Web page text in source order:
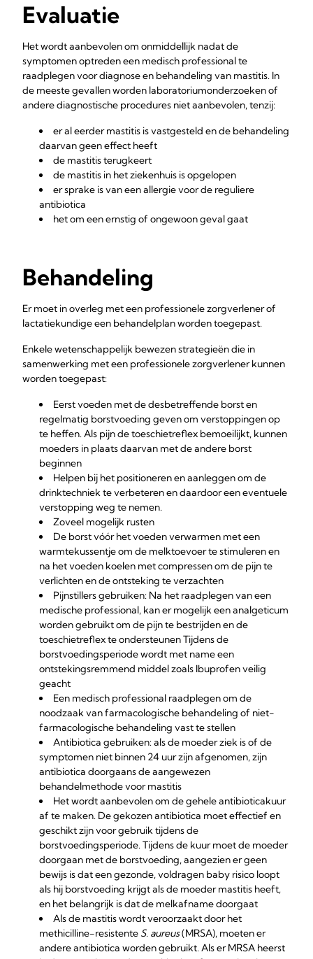
Evaluatie
Het wordt aanbevolen om onmiddellijk nadat de
symptomen optreden een medisch professional te
raadplegen voor diagnose en behandeling van mastitis. In
de meeste gevallen worden laboratoriumonderzoeken of
andere diagnostische procedures niet aanbevolen, tenzij:
er al eerder mastitis is vastgesteld en de behandeling
daarvan geen effect heeft
de mastitis terugkeert
de mastitis in het ziekenhuis is opgelopen
er sprake is van een allergie voor de reguliere
antibiotica
het om een ernstig of ongewoon geval gaat
Behandeling
Er moet in overleg met een professionele zorgverlener of
lactatiekundige een behandelplan worden toegepast.
Enkele wetenschappelijk bewezen strategieën die in
samenwerking met een professionele zorgverlener kunnen
worden toegepast:
Eerst voeden met de desbetreffende borst en
regelmatig borstvoeding geven om verstoppingen op
te heffen. Als pijn de toeschietreflex bemoeilijkt, kunnen
moeders in plaats daarvan met de andere borst
beginnen
Helpen bij het positioneren en aanleggen om de
drinktechniek te verbeteren en daardoor een eventuele
verstopping weg te nemen.
Zoveel mogelijk rusten
De borst vóór het voeden verwarmen met een
warmtekussentje om de melktoevoer te stimuleren en
na het voeden koelen met compressen om de pijn te
verlichten en de ontsteking te verzachten
Pijnstillers gebruiken: Na het raadplegen van een
medische professional, kan er mogelijk een analgeticum
worden gebruikt om de pijn te bestrijden en de
toeschietreflex te ondersteunen Tijdens de
borstvoedingsperiode wordt met name een
ontstekingsremmend middel zoals Ibuprofen veilig
geacht
Een medisch professional raadplegen om de
noodzaak van farmacologische behandeling of niet-
farmacologische behandeling vast te stellen
Antibiotica gebruiken: als de moeder ziek is of de
symptomen niet binnen 24 uur zijn afgenomen, zijn
antibiotica doorgaans de aangewezen
behandelmethode voor mastitis
Het wordt aanbevolen om de gehele antibioticakuur
af te maken. De gekozen antibiotica moet effectief en
geschikt zijn voor gebruik tijdens de
borstvoedingsperiode. Tijdens de kuur moet de moeder
doorgaan met de borstvoeding, aangezien er geen
bewijs is dat een gezonde, voldragen baby risico loopt
als hij borstvoeding krijgt als de moeder mastitis heeft,
en het belangrijk is dat de melkafname doorgaat
Als de mastitis wordt veroorzaakt door het
methicilline-resistente S. aureus(MRSA), moeten er
andere antibiotica worden gebruikt. Als er MRSA heerst